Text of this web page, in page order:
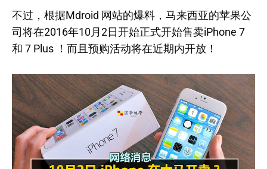
不过，根据Mdroid 网站的爆料，马来西亚的苹果公
司将在2016年10月2日开始正式开始售卖iPhone 7
和 7 Plus ！而且预购活动将在近期内开放！